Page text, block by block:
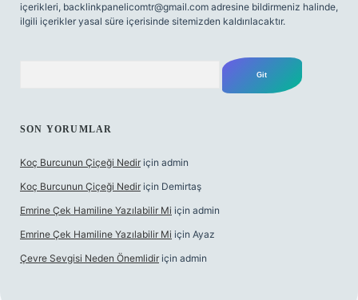
içerikleri, backlinkpanelicomtr@gmail.com adresine bildirmeniz halinde,
ilgili içerikler yasal süre içerisinde sitemizden kaldırılacaktır.
SON YORUMLAR
Koç Burcunun Çiçeği Nedir için admin
Koç Burcunun Çiçeği Nedir için Demirtaş
Emrine Çek Hamiline Yazılabilir Mi için admin
Emrine Çek Hamiline Yazılabilir Mi için Ayaz
Çevre Sevgisi Neden Önemlidir için admin